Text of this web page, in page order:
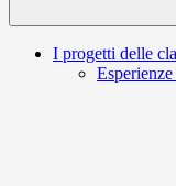
I progetti delle